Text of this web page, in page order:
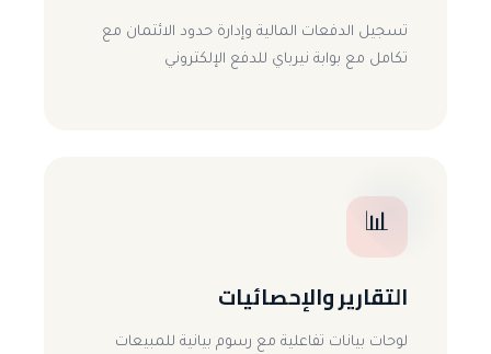
تسجيل الدفعات المالية وإدارة حدود الائتمان مع
تكامل مع بوابة نيرباي للدفع الإلكتروني
📊
التقارير والإحصائيات
لوحات بيانات تفاعلية مع رسوم بيانية للمبيعات